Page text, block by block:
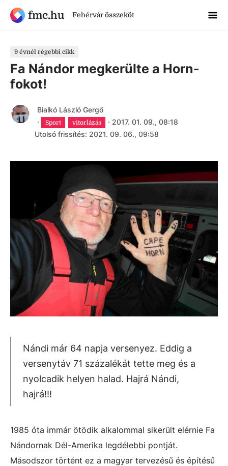
fmc.hu Fehérvár összeköt
9 évnél régebbi cikk
Fa Nándor megkerülte a Horn-
fokot!
Bialkó László Gergő
·
Sport vitorlázás · 2017. 01. 09., 08:18
Utolsó frissítés: 2021. 09. 06., 09:58
Nándi már 64 napja versenyez. Eddig a
versenytáv 71 százalékát tette meg és a
nyolcadik helyen halad. Hajrá Nándi,
hajrá!!!
1985 óta immár ötödik alkalommal sikerült elérnie Fa
Nándornak Dél-Amerika legdélebbi pontját.
Másodszor történt ez a magyar tervezésű és építésű